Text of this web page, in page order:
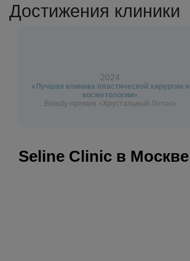
Достижения клиники
2024
«Лучшая клиника пластической хирургии и
косметологии»
Beauty-премия «Хрустальный Лотос»
Seline Clinic в Москве